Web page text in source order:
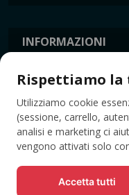
INFORMAZIONI
TAG
Rispettiamo la
Utilizziamo cookie
(sessione, carrello,
analisi e marketing ci
vengono attivati solo
Accetta tutti